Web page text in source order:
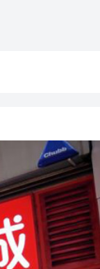
作
抵債，9.9億元